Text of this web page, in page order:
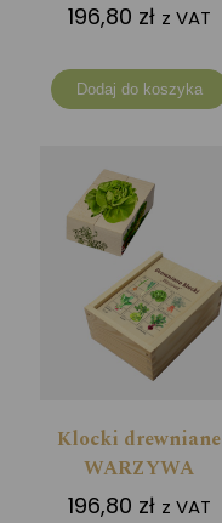
196,80 zł z VAT
Dodaj do koszyka
Klocki drewniane
WARZYWA
196,80 zł z VAT